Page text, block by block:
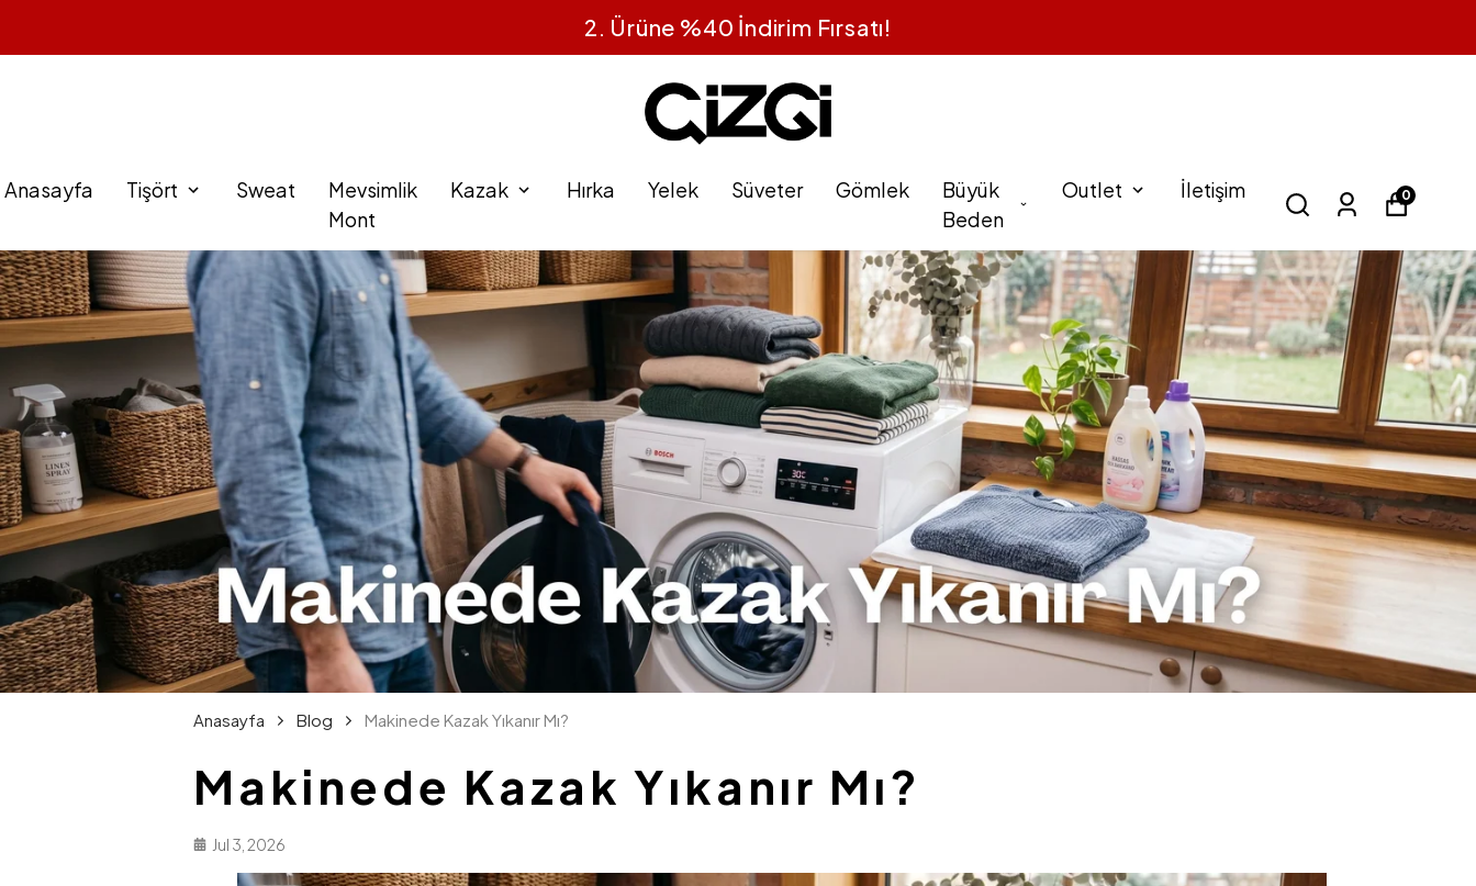
2. Ürüne %40 İndirim Fırsatı!
Anasayfa Tişört Sweat
Mevsimlik
Mont
Kazak Hırka Yelek Süveter Gömlek
Büyük
Beden
Outlet İletişim 0
Anasayfa Blog Makinede Kazak Yıkanır Mı?
Makinede Kazak Yıkanır Mı?
Jul 3, 2026